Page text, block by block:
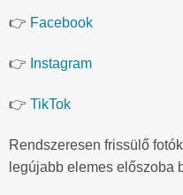
👉 Facebook
👉 Instagram
👉 TikTok
Rendszeresen frissülő
legújabb elemes előszoba